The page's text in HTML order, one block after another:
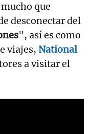
que
desconectar del
", así es como
viajes, National
a visitar el